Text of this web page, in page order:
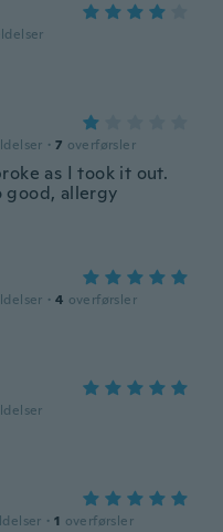
· 7 overførsler
as I took it out.
good, allergy
· 4 overførsler
· 1 overførsler